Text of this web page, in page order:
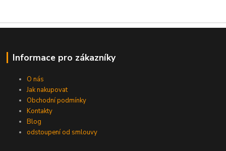
Informace pro zákazníky
O nás
Jak nakupovat
Obchodní podmínky
Kontakty
Blog
odstoupení od smlouvy